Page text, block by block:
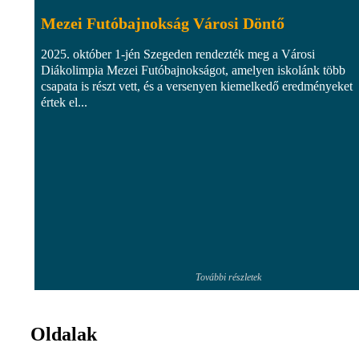
Mezei Futóbajnokság Városi Döntő
2025. október 1-jén Szegeden rendezték meg a Városi
Diákolimpia Mezei Futóbajnokságot, amelyen iskolánk több
csapata is részt vett, és a versenyen kiemelkedő eredményeket
értek el...
További részletek
Oldalak